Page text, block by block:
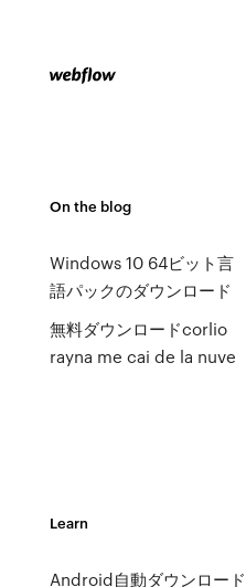
On the blog
Windows 10 64ビット言
語パックのダウンロード
無料ダウンロードcorlio
rayna me cai de la nuve
Learn
Android自動ダウンロード